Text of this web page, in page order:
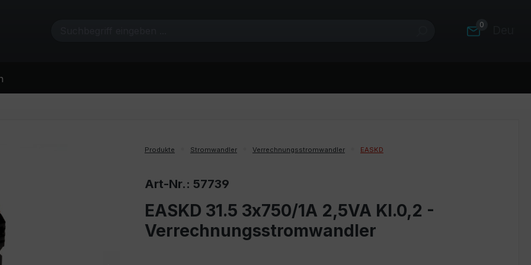
0
Produkte Stromwandler Verrechnungsstromwandler EASKD
Art-Nr.: 57739
EASKD 31.5 3x750/1A 2,5VA Kl.0,2 -
Verrechnungsstromwandler